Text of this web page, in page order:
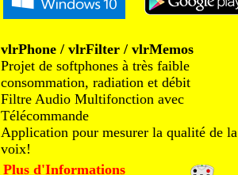
vlrPhone / vlrFilter / vlrMemos
Projet de softphones à très faible
consommation, radiation et débit
Filtre Audio Multifonction avec
Télécommande
Application pour mesurer la qualité de la
voix!
Plus d'Informations